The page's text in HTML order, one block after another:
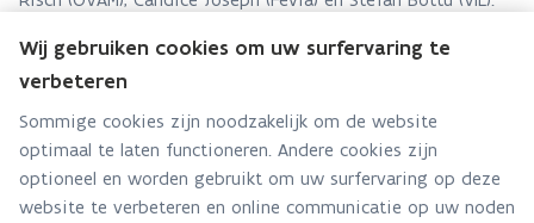
Wij gebruiken cookies om uw surfervaring te
verbeteren
Sommige cookies zijn noodzakelijk om de website
optimaal te laten functioneren. Andere cookies zijn
optioneel en worden gebruikt om uw surfervaring op deze
website te verbeteren en online communicatie op uw noden